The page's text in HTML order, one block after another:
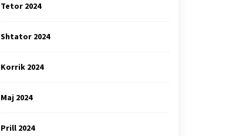
Tetor 2024
Shtator 2024
Korrik 2024
Maj 2024
Prill 2024